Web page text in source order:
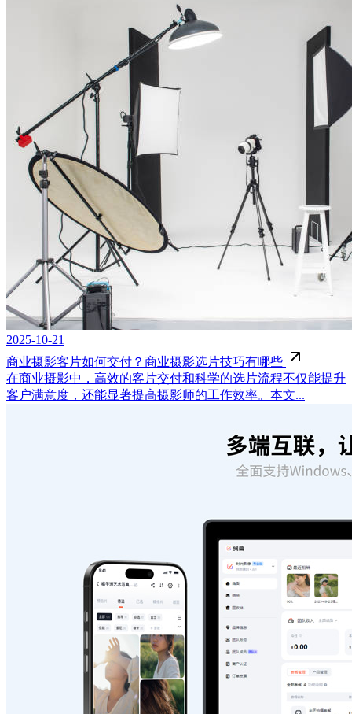
2025-10-21
商业摄影客片如何交付？商业摄影选片技巧有哪些
在商业摄影中，高效的客片交付和科学的选片流程不仅能提升
客户满意度，还能显著提高摄影师的工作效率。本文...